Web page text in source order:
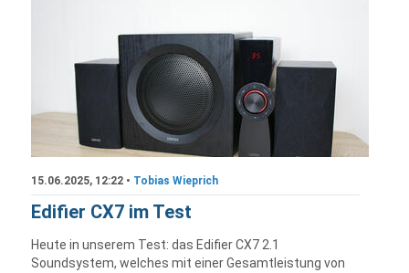
15.06.2025, 12:22 • Tobias Wieprich
Edifier CX7 im Test
Heute in unserem Test: das Edifier CX7 2.1
Soundsystem, welches mit einer Gesamtleistung von